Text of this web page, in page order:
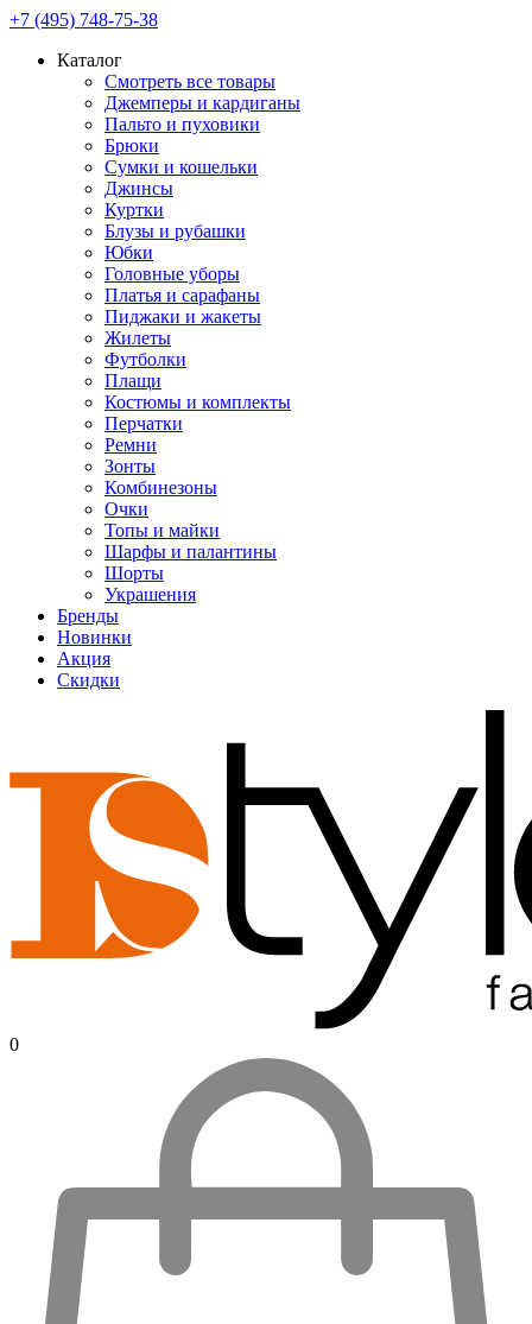
+7 (495) 748-75-38
Каталог
Смотреть все товары
Джемперы и кардиганы
Пальто и пуховики
Брюки
Сумки и кошельки
Джинсы
Куртки
Блузы и рубашки
Юбки
Головные уборы
Платья и сарафаны
Пиджаки и жакеты
Жилеты
Футболки
Плащи
Костюмы и комплекты
Перчатки
Ремни
Зонты
Комбинезоны
Очки
Топы и майки
Шарфы и палантины
Шорты
Украшения
Бренды
Новинки
Акция
Скидки
0